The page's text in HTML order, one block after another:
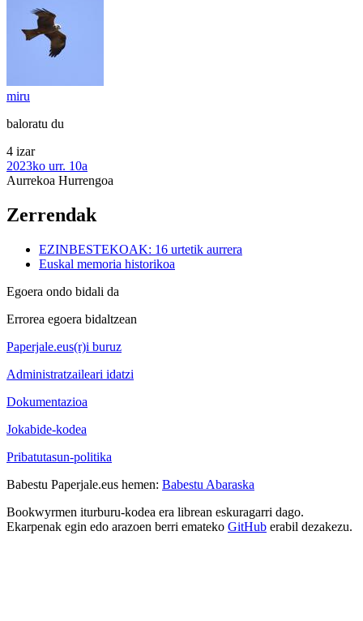
miru
baloratu du
4 izar
2023ko urr. 10a
Aurrekoa Hurrengoa
Zerrendak
EZINBESTEKOAK: 16 urtetik aurrera
Euskal memoria historikoa
Egoera ondo bidali da
Errorea egoera bidaltzean
Paperjale.eus(r)i buruz
Administratzaileari idatzi
Dokumentazioa
Jokabide-kodea
Pribatutasun-politika
Babestu Paperjale.eus hemen: Babestu Abaraska
Bookwyrmen iturburu-kodea era librean eskuragarri dago.
Ekarpenak egin edo arazoen berri emateko GitHub erabil dezakezu.